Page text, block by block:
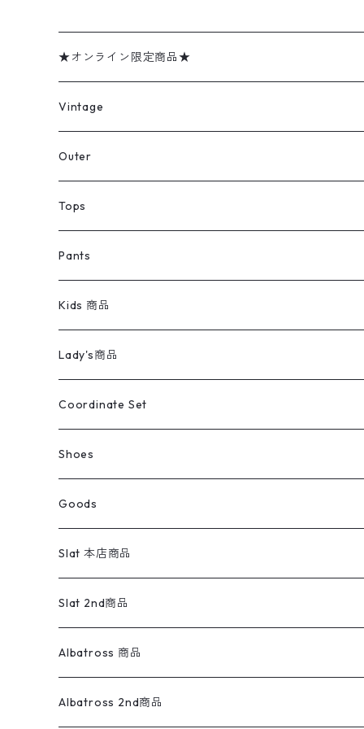
★オンライン限定商品★
ミリタリーデッドストック
アウター
デニムジャケット
ミリタリージャケット
コート
ナイロンジャケット
トップス
半袖シャツ
長袖シャツ
セーター・カーディガン
パンツ
デニムパンツ
ミリタリーパンツ
スラックス
オーバーオール・つなぎ
レディース
アウター
トップス
キッズ
アウター
トップス
ライフスタイル雑貨
ラグ・ブランケット
ブランド
ラルフローレン
リーバイス
Vintage
Jacket
Tee
Sweat Shirts
REVERSE WEAVE
Pants
Shirts
Ladies
Sweater
Goods
Military
Outer
コート
デニムジャケット
ミリタリージャケット
スウィングトップ
アウトドアナイロンジャケット
スポーツナイロンジャケット
ワークジャケット
テーラードジャケット
ウールジャケット
ダウンジャケット
レザージャケット
Tops
Tシャツ
長袖シャツ
ブランドシャツ
ストライプシャツ
柄シャツ
ワークシャツ
半袖シャツ
ポロシャツ
スウェット・パーカ
プリントスウェット
ロゴスウェット
ベスト
セーター・カーディガン
アランセーター
ウールセーター
フリース
Pants
デニムパンツ
501,505
バギーズデニム
ミリタリーパンツ
チノパンツ
イージーパンツ
スラックス
ワークパンツ
コーデュロイパンツ
オーバーオール・つなぎ
ショーツ
Kids 商品
Vintage
Tops
Pants
Tops
Pants
Lady's商品
Tシャツ
ブラウス／シャツ／デザイントップス
長袖
半袖
ベスト／キャミソール
スウェット
ニット
ジャケット
スカート
Coordinate Set
Shoes
22cm以下
22.5cm
23cm
23.5cm
24cm
Goods
バンダナ
Slat 本店商品
Outer
Tee
Shirts
Slat 2nd商品
アウター
ハンティングジャケット
長袖シャツ
Albatross 商品
Vintage sweater
Albatross 2nd商品